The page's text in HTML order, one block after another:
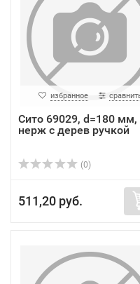
избранное
Сито 69029, d=180 мм,
нерж с дерев ручкой
(0)
511,20 руб.